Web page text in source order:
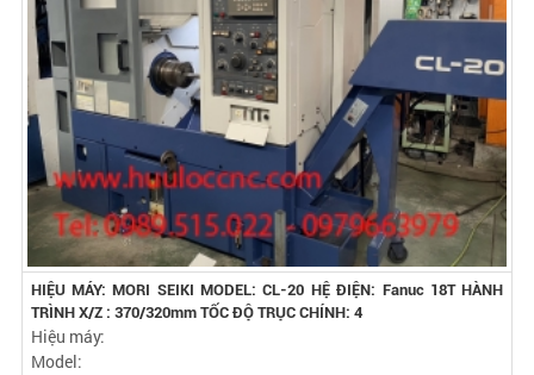
HIỆU MÁY: MORI SEIKI MODEL: CL-20 HỆ ĐIỆN: Fanuc 18T HÀNH
TRÌNH X/Z : 370/320mm TỐC ĐỘ TRỤC CHÍNH: 4
Hiệu máy:
Model: